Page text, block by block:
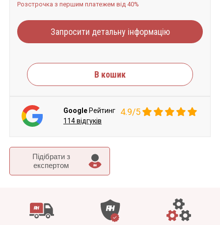
Підібрати з
експертом
Розстрочка з першим платежем від 40%
Запросити детальну інформацію
В кошик
Google Рейтинг 4.9/5
114 відгуків